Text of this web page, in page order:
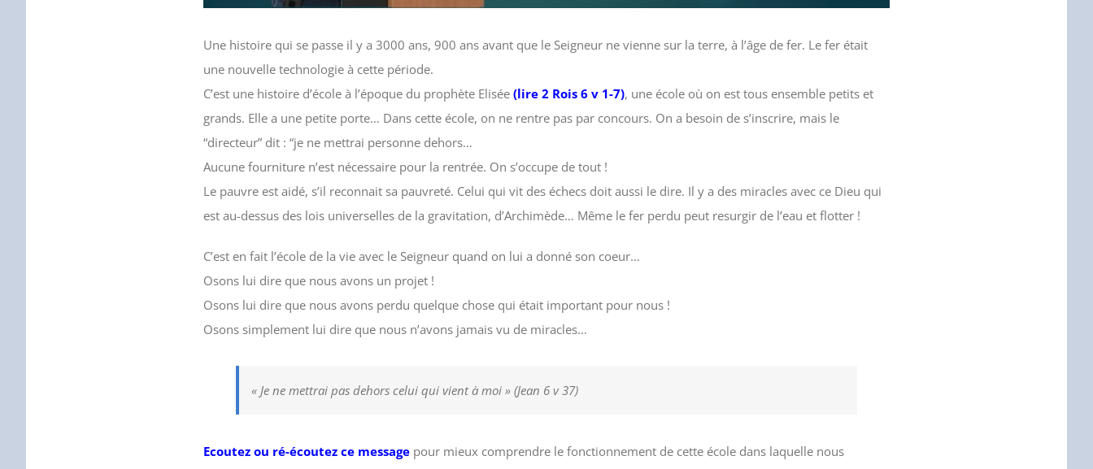
Une histoire qui se passe il y a 3000 ans, 900 ans avant que le Seigneur ne vienne sur la terre, à l’âge de fer. Le fer était
une nouvelle technologie à cette période.
C’est une histoire d’école à l’époque du prophète Elisée (lire 2 Rois 6 v 1-7), une école où on est tous ensemble petits et
grands. Elle a une petite porte… Dans cette école, on ne rentre pas par concours. On a besoin de s’inscrire, mais le
“directeur” dit : “je ne mettrai personne dehors…
Aucune fourniture n’est nécessaire pour la rentrée. On s’occupe de tout !
Le pauvre est aidé, s’il reconnait sa pauvreté. Celui qui vit des échecs doit aussi le dire. Il y a des miracles avec ce Dieu qui
est au-dessus des lois universelles de la gravitation, d’Archimède… Même le fer perdu peut resurgir de l’eau et flotter !
C’est en fait l’école de la vie avec le Seigneur quand on lui a donné son coeur…
Osons lui dire que nous avons un projet !
Osons lui dire que nous avons perdu quelque chose qui était important pour nous !
Osons simplement lui dire que nous n’avons jamais vu de miracles…
« Je ne mettrai pas dehors celui qui vient à moi » (Jean 6 v 37)
Ecoutez ou ré-écoutez ce messagepour mieux comprendre le fonctionnement de cette école dans laquelle nous